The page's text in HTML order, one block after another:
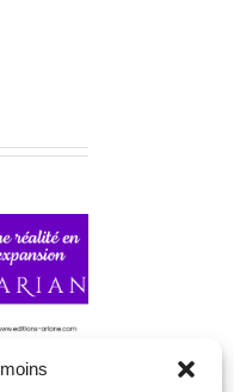
aux Éditions
Ariane